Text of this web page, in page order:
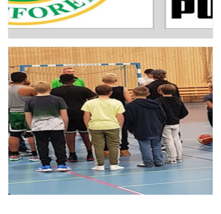
NY UTSTYRSLEVERANDØR
Det er med stor glede vi nå kan fortelle at EIF har
skrevet under på en avtale med Comet sport om levering
av Puma bekledning til oss. Alle som som stikker innom
Comet Sport i Lillestr&osl